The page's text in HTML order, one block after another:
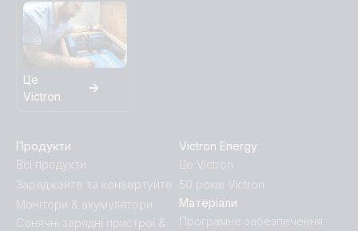
Це
Victron
Продукти
Всі продукти
Заряджайте та конвертуйте
Монітори & акумулятори
Сонячні зарядні пристрої &
Victron Energy
Це Victron
50 років Victron
Матеріали
Програмне забезпечення